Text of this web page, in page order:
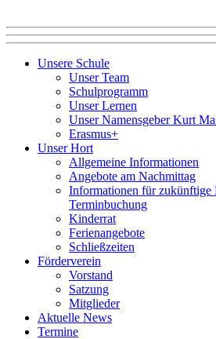
Unsere Schule
Unser Team
Schulprogramm
Unser Lernen
Unser Namensgeber Kurt
Erasmus+
Unser Hort
Allgemeine Informationen
Angebote am Nachmittag
Informationen für zukünftige
Terminbuchung
Kinderrat
Ferienangebote
Schließzeiten
Förderverein
Vorstand
Satzung
Mitglieder
Aktuelle News
Termine